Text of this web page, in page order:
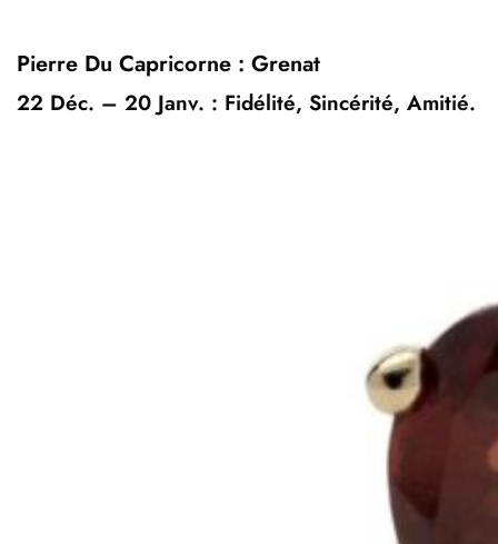
Pierre Du Capricorne : Grenat
22 Déc. – 20 Janv. : Fidélité, Sincérité, Amitié.